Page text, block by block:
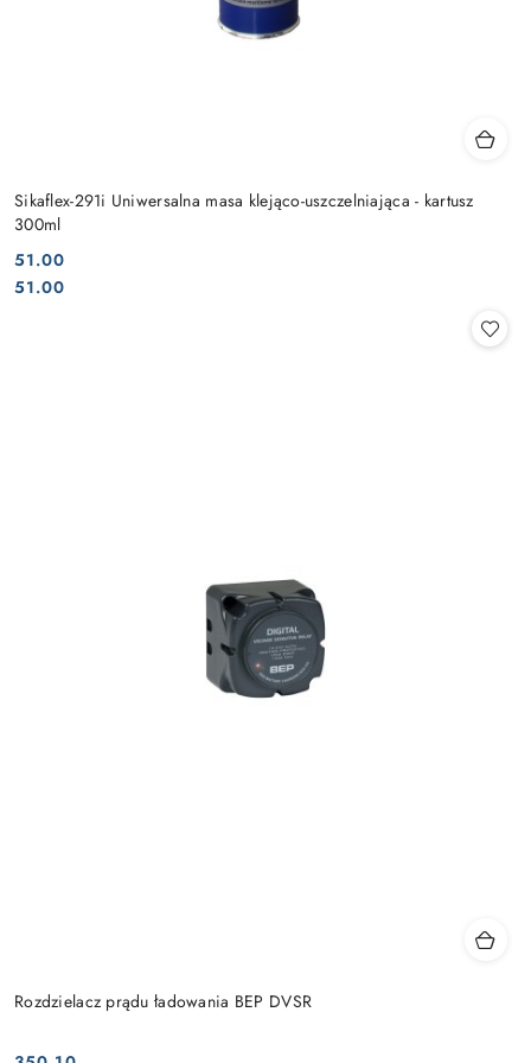
Sikaflex-291i Uniwersalna masa klejąco-uszczelniająca - kartusz
300ml
Cena:
51.00
Cena:
51.00
Rozdzielacz prądu ładowania BEP DVSR